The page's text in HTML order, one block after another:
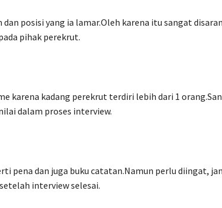
posisi yang ia lamar.Oleh karena itu sangat
pihak perekrut.
karena kadang perekrut terdiri lebih dari 1
dalam proses interview.
pena dan juga buku catatan.Namun perlu diingat,
interview selesai.